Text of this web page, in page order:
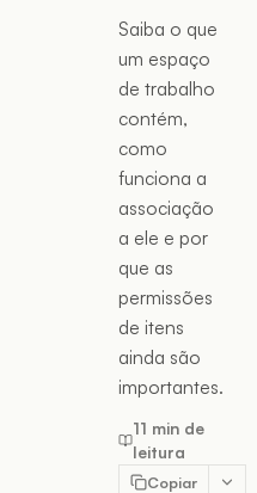
Saiba o que
um espaço
de trabalho
contém,
como
funciona a
associação
a ele e por
que as
permissões
de itens
ainda são
importantes.
11 min de
leitura
Copiar